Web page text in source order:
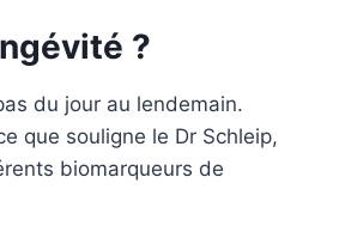
?
du jour au lendemain.
que souligne le Dr Schleip,
biomarqueurs de